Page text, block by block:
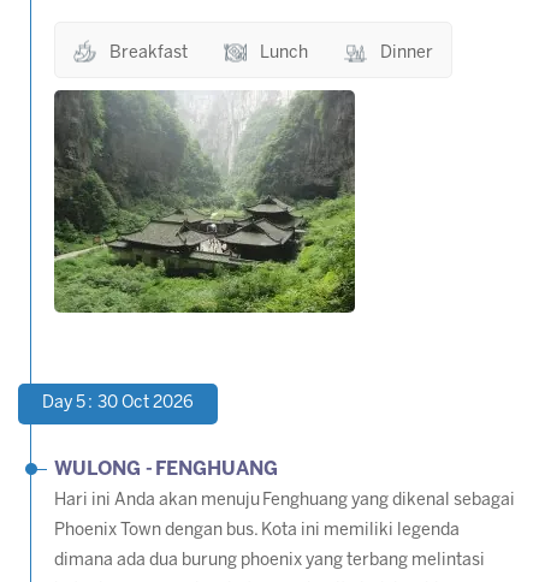
Breakfast Lunch Dinner
Day 5 : 30 Oct 2026
WULONG - FENGHUANG
Hari ini Anda akan menuju Fenghuang yang dikenal sebagai
Phoenix Town dengan bus. Kota ini memiliki legenda
dimana ada dua burung phoenix yang terbang melintasi